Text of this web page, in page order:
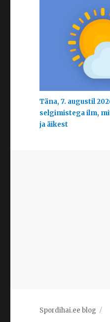
Täna, 7. augustil
selgimistega ilm,
ja äikest
Spordihai.ee blog